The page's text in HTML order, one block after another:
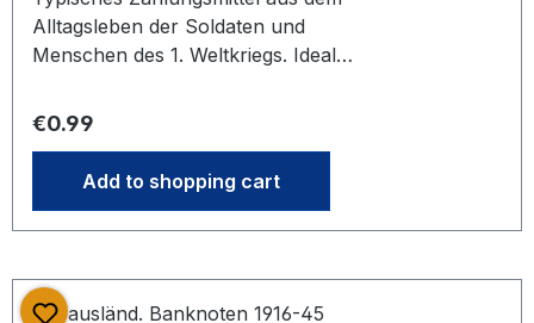
Alltagsleben der Soldaten und
Menschen des 1. Weltkriegs. Ideal
Geldbörse. Gebraucht. Das Foto steht
an gleichwertigen Artikeln gleichen
Zustands. Mehrere bei Bestellung
vorrätig. Es kann daher bei Lieferung
kommen.Preis bezieht sich auf ein
Stück
Regular price:
€0.99
Add to shopping cart